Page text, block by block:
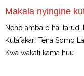
Makala nyingine
Neno ambalo halitarudi
Kutafakari Tena Somo
Kwa wakati kama huu